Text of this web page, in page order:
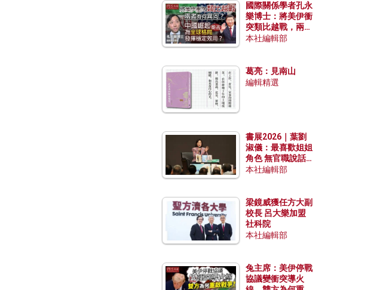
國際關係學者孔永
樂博士：將美伊衝
突類比越戰，兩者
有何異同？中國崛
本社編輯部
葛亮：見南山
編輯精選
書展2026｜葉劉
淑儀：最喜歡姐姐
角色 無官職說話
包袱少
本社編輯部
梁鏡威獲任方大副
校長 呂大樂加盟
社科院
本社編輯部
兔主席：美伊停戰
協議變衝突導火